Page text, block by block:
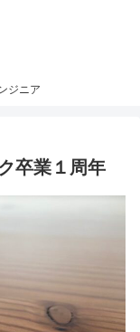
ジニア
卒業１周年